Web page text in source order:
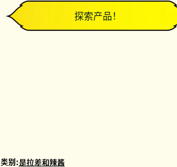
探索产品！
类别:是拉差和辣酱